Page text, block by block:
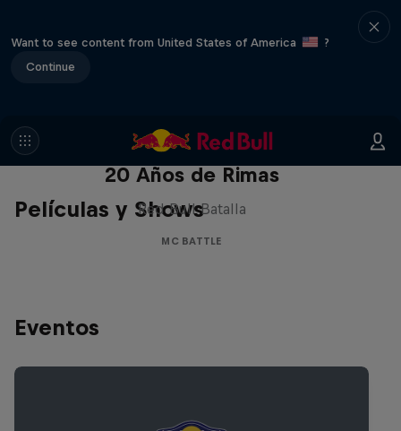
Want to see content from United States of America
?
Continue
Películas y Shows
Red Bull Batalla Nueva Historia:
20 Años de Rimas
Red Bull Batalla
MC BATTLE
Eventos